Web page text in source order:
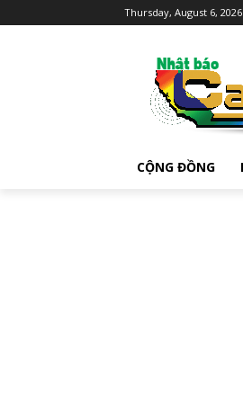
Thursday, August 6, 2026
CỘNG ĐỒNG